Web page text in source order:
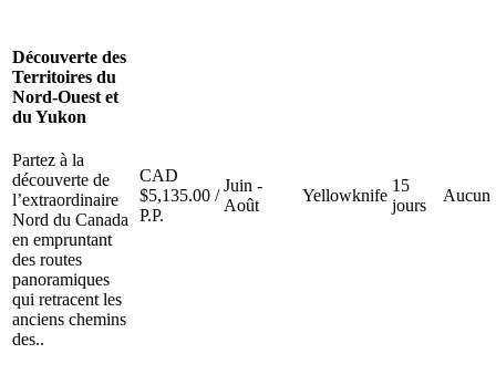
Découverte des
Territoires du
Nord-Ouest et
du Yukon
Partez à la
découverte de
l’extraordinaire
Nord du Canada
en empruntant
des routes
panoramiques
qui retracent les
anciens chemins
des..
CAD
$5,135.00 /
P.P.
Juin -
Août
Yellowknife
15
jours
Aucun